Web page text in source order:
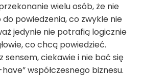
wielu osób, że nie
powiedzenia, co zwykle nie
jedynie nie potrafią logicznie
co chcą powiedzieć.
sensem, ciekawie i nie bać się
współczesnego biznesu.